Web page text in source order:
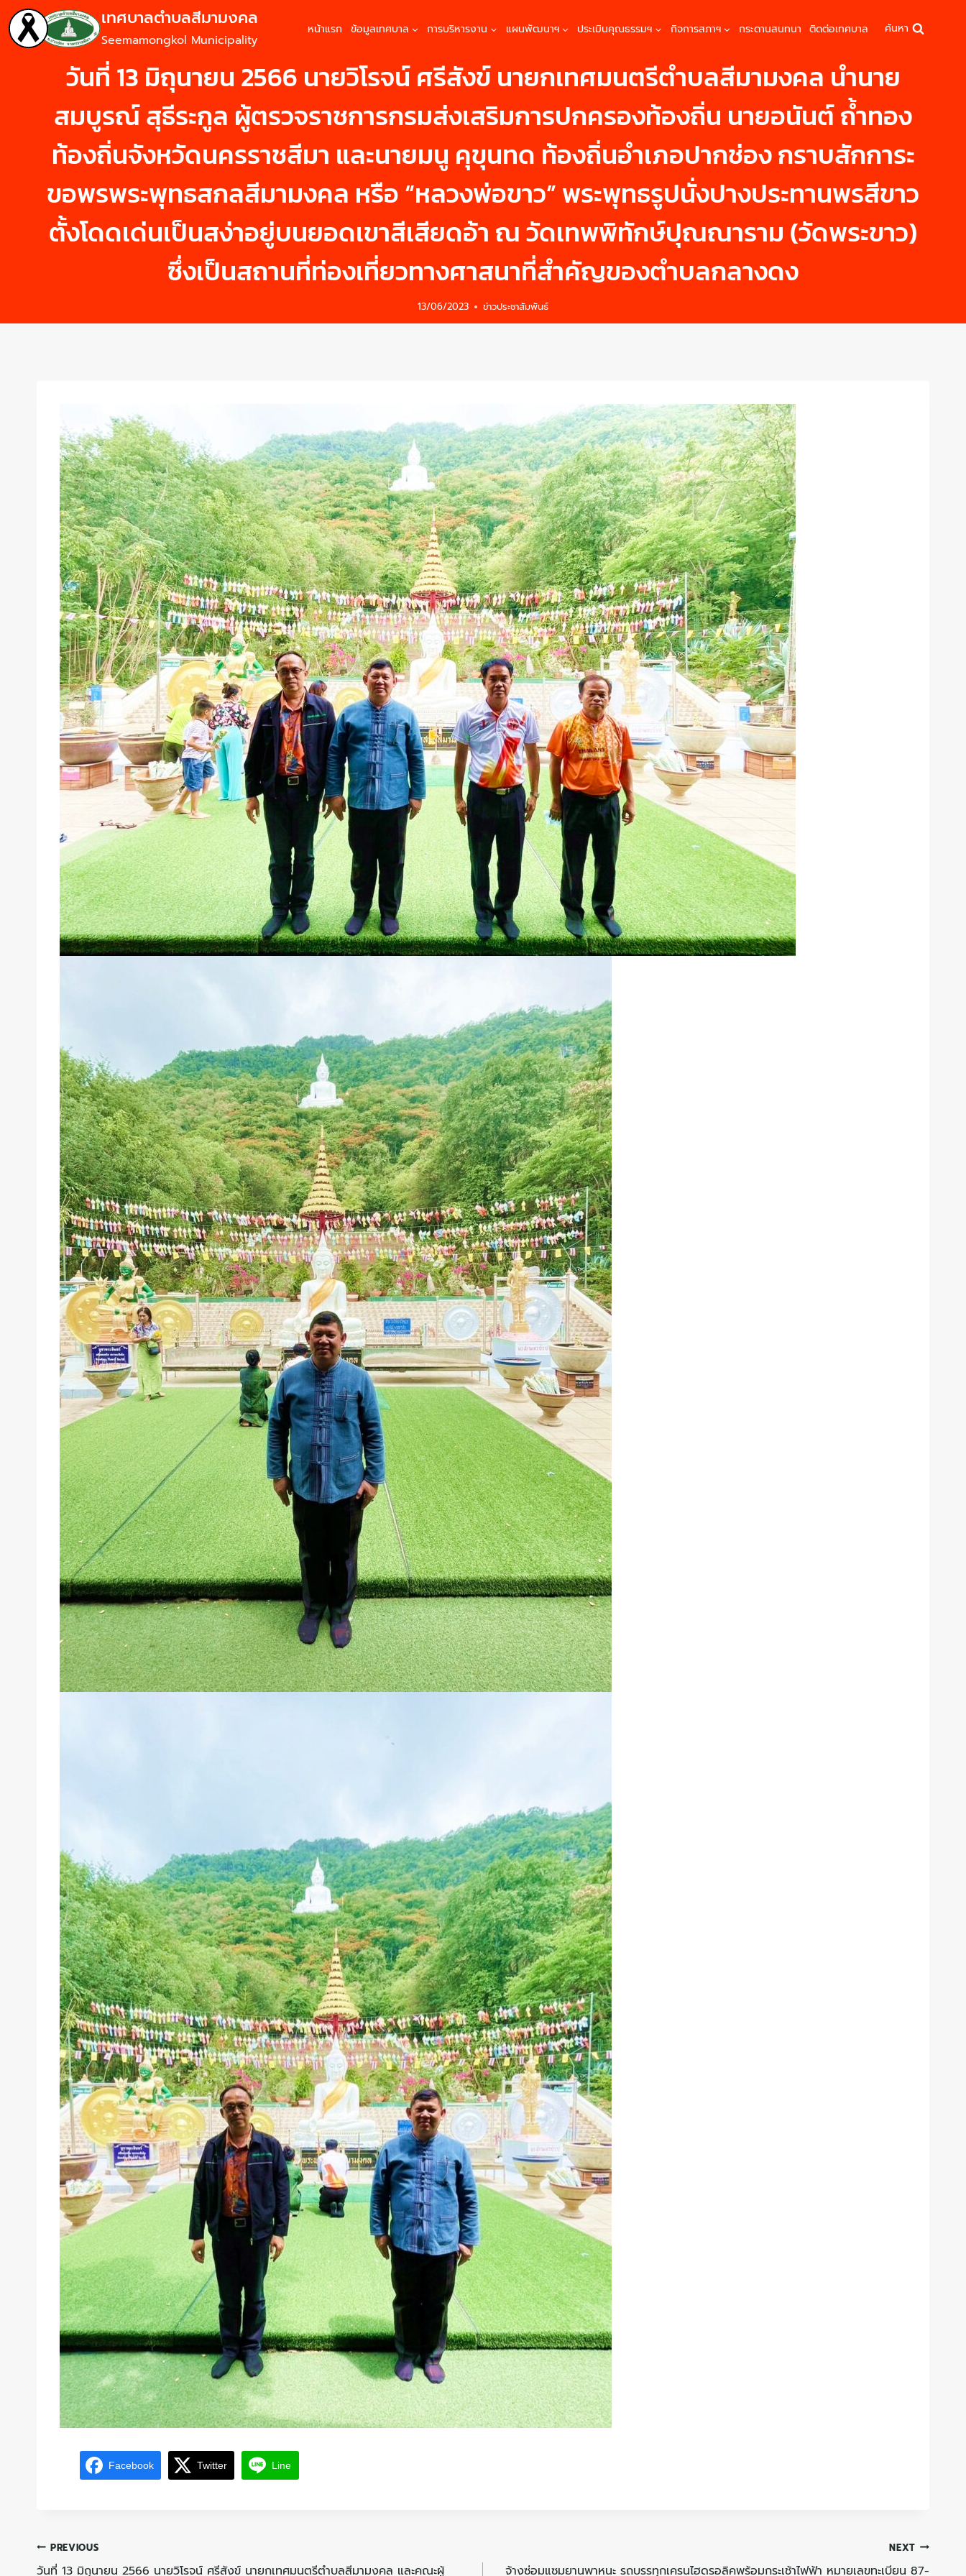
เทศบาลตำบลสีมามงคล
Seemamongkol Municipality
หน้าแรก ข้อมูลเทศบาล การบริหารงาน แผนพัฒนาฯ ประเมินคุณธรรมฯ กิจการสภาฯ กระดานสนทนา ติดต่อเทศบาล ค้นหา
วันที่ 13 มิถุนายน 2566 นายวิโรจน์ ศรีสังข์ นายกเทศมนตรีตำบลสีมามงคล นำนาย
สมบูรณ์ สุธีระกูล ผู้ตรวจราชการกรมส่งเสริมการปกครองท้องถิ่น นายอนันต์ ถ้ำทอง
ท้องถิ่นจังหวัดนครราชสีมา และนายมนู คุขุนทด ท้องถิ่นอำเภอปากช่อง กราบสักการะ
ขอพรพระพุทธสกลสีมามงคล หรือ “หลวงพ่อขาว” พระพุทธรูปนั่งปางประทานพรสีขาว
ตั้งโดดเด่นเป็นสง่าอยู่บนยอดเขาสีเสียดอ้า ณ วัดเทพพิทักษ์ปุณณาราม (วัดพระขาว)
ซึ่งเป็นสถานที่ท่องเที่ยวทางศาสนาที่สำคัญของตำบลกลางดง
13/06/2023 ข่าวประชาสัมพันธ์
Facebook Twitter Line
PREVIOUS
วันที่ 13 มิถุนายน 2566 นายวิโรจน์ ศรีสังข์ นายกเทศมนตรีตำบลสีมามงคล และคณะผู้
NEXT
จ้างซ่อมแซมยานพาหนะ รถบรรทุกเครนไฮดรอลิคพร้อมกระเช้าไฟฟ้า หมายเลขทะเบียน 87-